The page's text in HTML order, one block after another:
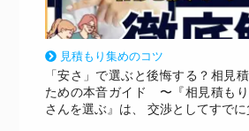
見積もり集めのコツ
「安さ」で選ぶと後悔する？相見
ための本音ガイド 〜『相見積も
さんを選ぶ』は、 交渉としてすでに